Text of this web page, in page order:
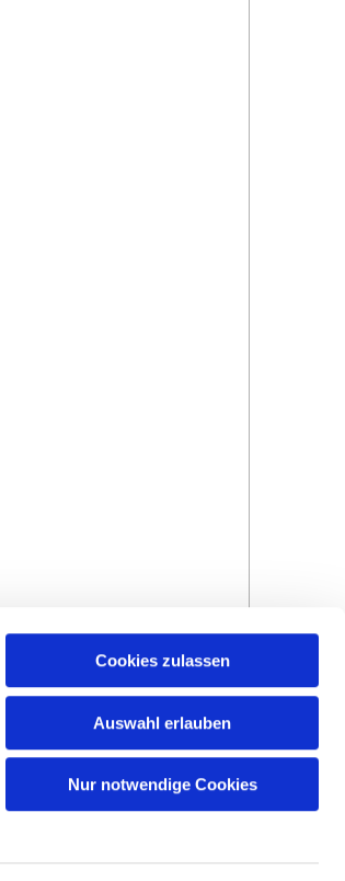
Cookies zulassen
Auswahl erlauben
Nur notwendige Cookies
Impressum und